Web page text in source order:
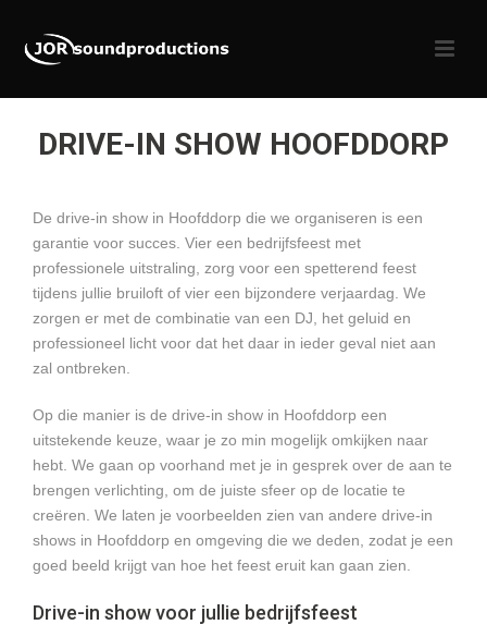
DRIVE-IN SHOW HOOFDDORP
De drive-in show in Hoofddorp die we organiseren is een
garantie voor succes. Vier een bedrijfsfeest met
professionele uitstraling, zorg voor een spetterend feest
tijdens jullie bruiloft of vier een bijzondere verjaardag. We
zorgen er met de combinatie van een DJ, het geluid en
professioneel licht voor dat het daar in ieder geval niet aan
zal ontbreken.
Op die manier is de drive-in show in Hoofddorp een
uitstekende keuze, waar je zo min mogelijk omkijken naar
hebt. We gaan op voorhand met je in gesprek over de aan te
brengen verlichting, om de juiste sfeer op de locatie te
creëren. We laten je voorbeelden zien van andere drive-in
shows in Hoofddorp en omgeving die we deden, zodat je een
goed beeld krijgt van hoe het feest eruit kan gaan zien.
Drive-in show voor jullie bedrijfsfeest